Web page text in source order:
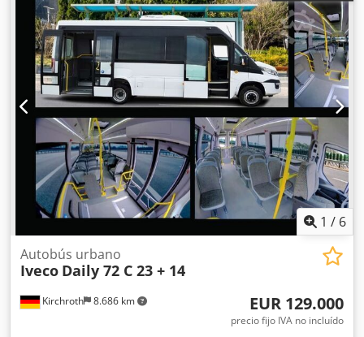
1 / 6
Kirchroth 8.686 km
Autobús urbano
Iveco Daily 72 C 23 + 14
EUR 129.000
precio fijo IVA no incluído